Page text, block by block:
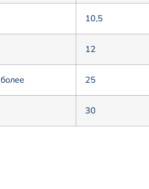
10,5
12
25
30